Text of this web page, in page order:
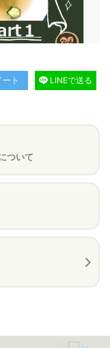
ート LINEで送る
ついて